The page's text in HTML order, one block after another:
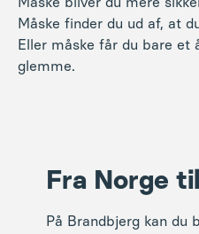
Måske finder du ud af, at
Eller måske får du bare et
glemme.
Fra Norge
På Brandbjerg kan du